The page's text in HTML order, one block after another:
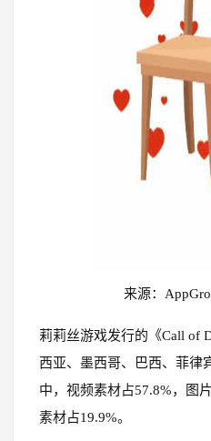
来源：
莉莉丝游戏发行的《Call of
西亚、墨西哥、巴西、菲律
中，视频素材占57.8%，图
素材占19.9%。